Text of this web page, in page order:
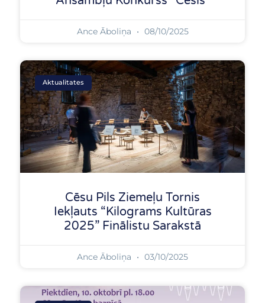
Ance Āboliņa 08/10/2025
Aktualitates
Cēsu Pils Ziemeļu Tornis
Iekļauts “Kilograms Kultūras
2025” Finālistu Sarakstā
Ance Āboliņa 03/10/2025